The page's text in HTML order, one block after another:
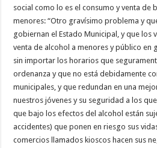
social como lo es el consumo y venta de
menores: “Otro gravísimo problema y
gobiernan el Estado Municipal, y que los
venta de alcohol a menores y público en
sin importar los horarios que
ordenanza y que no está debidamente
municipales, y que redundan en una
nuestros jóvenes y su seguridad a los
que bajo los efectos del alcohol están
accidentes) que ponen en riesgo sus
comercios llamados kioscos hacen sus